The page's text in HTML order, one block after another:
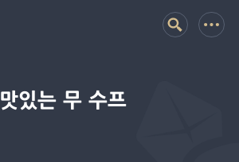
맛있는 무 수프